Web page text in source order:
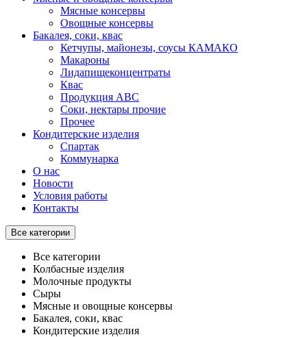
Мясные консервы
Овощные консервы
Бакалея, соки, квас
Кетчупы, майонезы, соусы КАМАКО
Макароны
Лидапищеконцентраты
Квас
Продукция АВС
Соки, нектары прочие
Прочее
Кондитерские изделия
Спартак
Коммунарка
О нас
Новости
Условия работы
Контакты
Все категории
Все категории
Колбасные изделия
Молочные продукты
Сыры
Мясные и овощные консервы
Бакалея, соки, квас
Кондитерские изделия